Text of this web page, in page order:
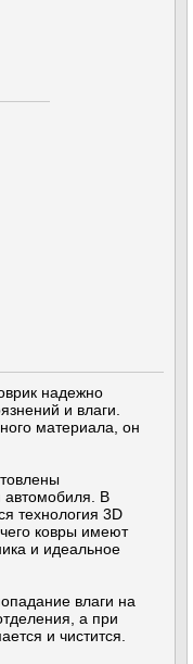
надежно
и влаги.
материала, он
автомобиля. В
технология 3D
ковры имеют
и идеальное
влаги на
а при
и чистится.